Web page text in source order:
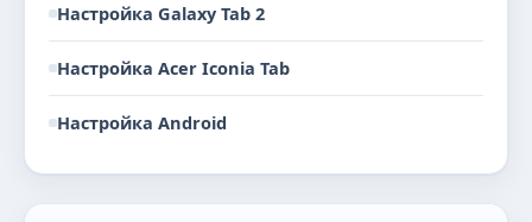
Настройка Galaxy Tab 2
Настройка Acer Iconia Tab
Настройка Android